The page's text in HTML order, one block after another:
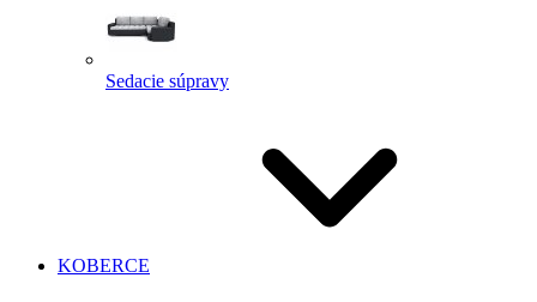
Sedacie súpravy
KOBERCE